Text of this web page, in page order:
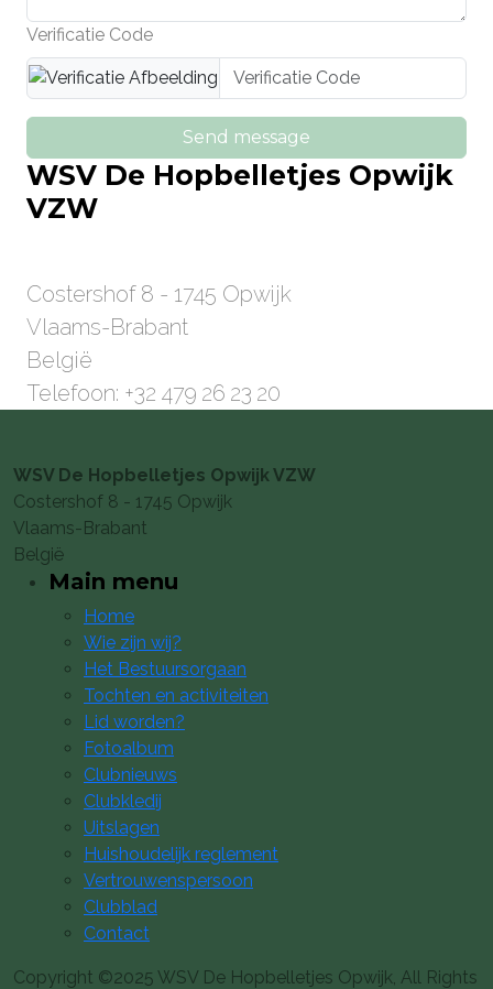
Verificatie Code
Send message
WSV De Hopbelletjes Opwijk
VZW
Costershof 8 - 1745 Opwijk
Vlaams-Brabant
België
Telefoon: +32 479 26 23 20
WSV De Hopbelletjes Opwijk VZW
Costershof 8 - 1745 Opwijk
Vlaams-Brabant
België
Main menu
Home
Wie zijn wij?
Het Bestuursorgaan
Tochten en activiteiten
Lid worden?
Fotoalbum
Clubnieuws
Clubkledij
Uitslagen
Huishoudelijk reglement
Vertrouwenspersoon
Clubblad
Contact
Copyright ©2025 WSV De Hopbelletjes Opwijk, All Rights